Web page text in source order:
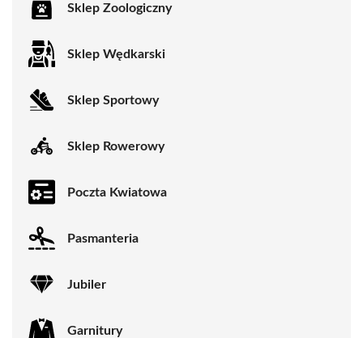
Sklep Zoologiczny
Sklep Wędkarski
Sklep Sportowy
Sklep Rowerowy
Poczta Kwiatowa
Pasmanteria
Jubiler
Garnitury